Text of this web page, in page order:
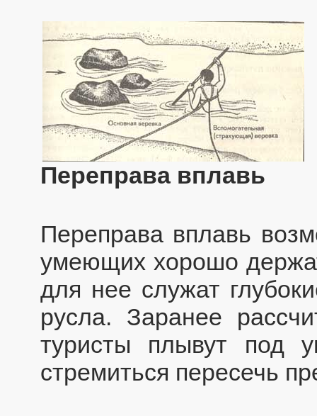
Переправа вплавь
Переправа вплавь
умеющих хорошо
для нее служат
русла. Заранее
туристы плывут под
стремиться пересечь